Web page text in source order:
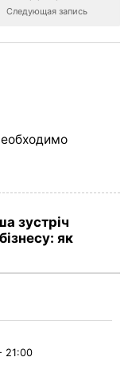
Следующая запись
зустріч
як
21:00